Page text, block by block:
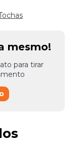
mesmo!
para tirar